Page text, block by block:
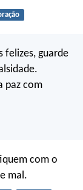
felizes, guarde
paz com
com o
mal.